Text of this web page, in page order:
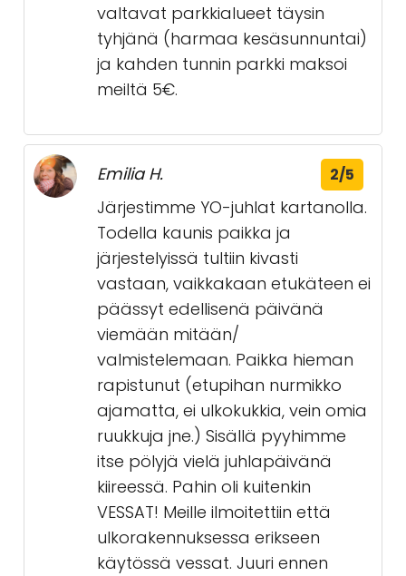
valtavat parkkialueet täysin
tyhjänä (harmaa kesäsunnuntai)
ja kahden tunnin parkki maksoi
meiltä 5€.
Emilia H. 2/5
Järjestimme YO-juhlat kartanolla.
Todella kaunis paikka ja
järjestelyissä tultiin kivasti
vastaan, vaikkakaan etukäteen ei
päässyt edellisenä päivänä
viemään mitään/
valmistelemaan. Paikka hieman
rapistunut (etupihan nurmikko
ajamatta, ei ulkokukkia, vein omia
ruukkuja jne.) Sisällä pyyhimme
itse pölyjä vielä juhlapäivänä
kiireessä. Pahin oli kuitenkin
VESSAT! Meille ilmoitettiin että
ulkorakennuksessa erikseen
käytössä vessat. Juuri ennen